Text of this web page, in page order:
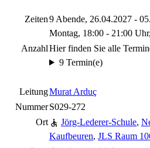
Zeiten9 Abende, 26.04.2027 -
Montag, 18:00 - 21:00 Uhr,
AnzahlHier finden Sie alle
9 Termin(e)
LeitungMurat Arduç
NummerS029-272
Ort
Jörg-Lederer-Schule,
Kaufbeuren, JLS Raum